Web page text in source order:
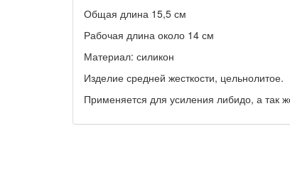
Общая длина 15,5 см
Рабочая длина около 14 см
Материал: силикон
Изделие средней жесткости, цельнолитое.
Применяется для усиления либидо, а так